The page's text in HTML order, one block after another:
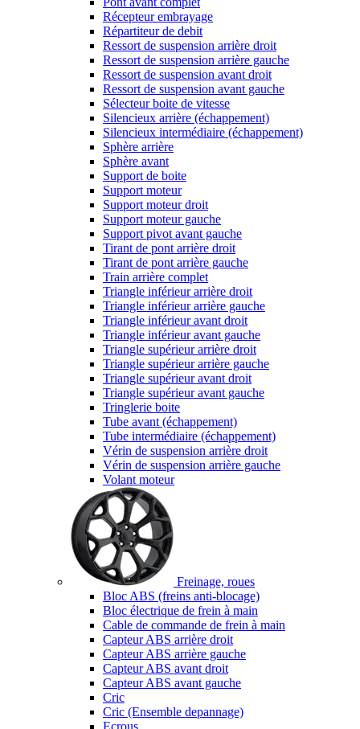
Récepteur embrayage
Répartiteur de debit
Ressort de suspension arrière droit
Ressort de suspension arrière gauche
Ressort de suspension avant droit
Ressort de suspension avant gauche
Sélecteur boite de vitesse
Silencieux arrière (échappement)
Silencieux intermédiaire (échappement)
Sphère arrière
Sphère avant
Support de boite
Support moteur
Support moteur droit
Support moteur gauche
Support pivot avant gauche
Tirant de pont arrière droit
Tirant de pont arrière gauche
Train arrière complet
Triangle inférieur arrière droit
Triangle inférieur arrière gauche
Triangle inférieur avant droit
Triangle inférieur avant gauche
Triangle supérieur arrière droit
Triangle supérieur arrière gauche
Triangle supérieur avant droit
Triangle supérieur avant gauche
Tringlerie boite
Tube avant (échappement)
Tube intermédiaire (échappement)
Vérin de suspension arrière droit
Vérin de suspension arrière gauche
Volant moteur
Freinage, roues
Bloc ABS (freins anti-blocage)
Bloc électrique de frein à main
Cable de commande de frein à main
Capteur ABS arrière droit
Capteur ABS arrière gauche
Capteur ABS avant droit
Capteur ABS avant gauche
Cric
Cric (Ensemble depannage)
Ecrous